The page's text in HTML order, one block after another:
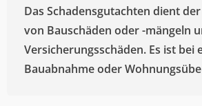
Das Schadensgutachten dient
von Bauschäden oder -mängeln
Versicherungsschäden. Es ist bei
Bauabnahme oder